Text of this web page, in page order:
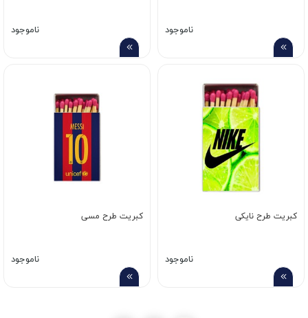
ناموجود ناموجود
کبریت طرح نایکی
ناموجود
کبریت طرح مسی
ناموجود